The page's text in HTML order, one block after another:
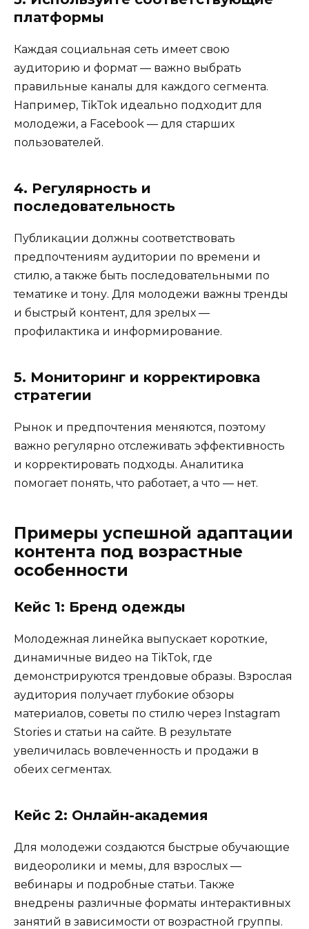
платформы
Каждая социальная сеть имеет свою
аудиторию и формат — важно выбрать
правильные каналы для каждого сегмента.
Например, TikTok идеально подходит для
молодежи, а Facebook — для старших
пользователей.
4. Регулярность и
последовательность
Публикации должны соответствовать
предпочтениям аудитории по времени и
стилю, а также быть последовательными по
тематике и тону. Для молодежи важны тренды
и быстрый контент, для зрелых —
профилактика и информирование.
5. Мониторинг и корректировка
стратегии
Рынок и предпочтения меняются, поэтому
важно регулярно отслеживать эффективность
и корректировать подходы. Аналитика
помогает понять, что работает, а что — нет.
Примеры успешной адаптации
контента под возрастные
особенности
Кейс 1: Бренд одежды
Молодежная линейка выпускает короткие,
динамичные видео на TikTok, где
демонстрируются трендовые образы. Взрослая
аудитория получает глубокие обзоры
материалов, советы по стилю через Instagram
Stories и статьи на сайте. В результате
увеличилась вовлеченность и продажи в
обеих сегментах.
Кейс 2: Онлайн-академия
Для молодежи создаются быстрые обучающие
видеоролики и мемы, для взрослых —
вебинары и подробные статьи. Также
внедрены различные форматы интерактивных
занятий в зависимости от возрастной группы.